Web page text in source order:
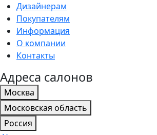
Дизайнерам
Покупателям
Информация
О компании
Контакты
Адреса салонов
Москва
Московская область
Россия